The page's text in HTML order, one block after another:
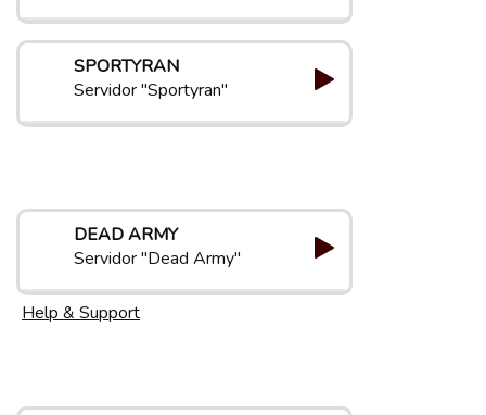
SPORTYRAN
Servidor "Sportyran"
DEAD ARMY
Servidor "Dead Army"
Help & Support